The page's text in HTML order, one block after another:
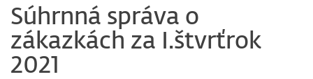
Súhrnná správa o
zákazkách za I.štvrťrok
2021